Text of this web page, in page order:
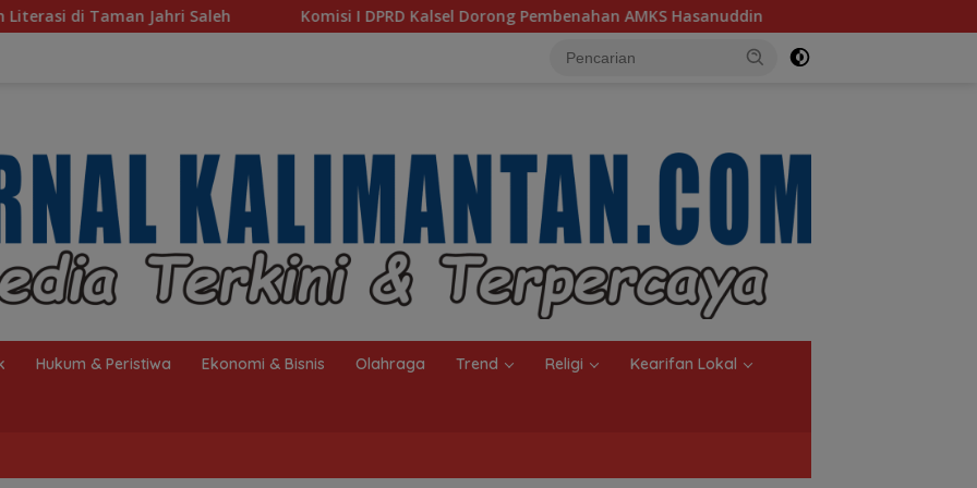
Komisi I DPRD Kalsel Dorong Pembenahan AMKS Hasanuddin Ketua TP PKK Kalsel, Dorong Kreasi Olahan Ikan
Hukum & Peristiwa Ekonomi & Bisnis Olahraga Trend Religi Kearifan Lokal